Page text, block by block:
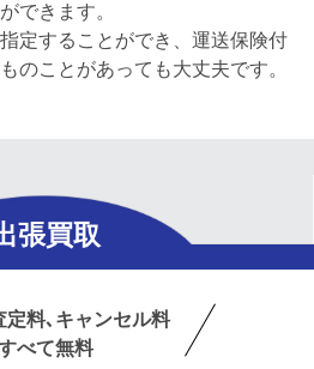
できます。
定することができ、運送保険付
のことがあっても大丈夫です。
張買取
定料､キャンセル料
べて無料